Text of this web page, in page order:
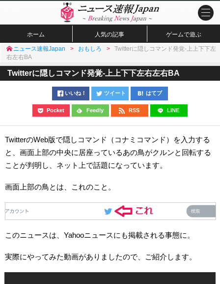
ホーム 人気の記事 ゲームで遊ぶ
ニュース速報Japan おもしろ
Twitterに隠しコマンド発覚-上上下下左
右左右BA
Twitterに隠しコマンド発覚-上上下下左右左右BA
いいね！ ツイート はてブ
Pocket Feedly RSS LINE
TwitterのWeb版で隠しコマンド（コナミコマンド）を入力する
と、画面上部の中央に居座っているあの鳥がクルンと回転する
ことが判明し、ネット上で話題になっています。
画面上部の鳥とは、これのこと。
このニュースは、Yahooニュースにも掲載される事態に。
実際にやってみた動画がありましたので、ご紹介します。